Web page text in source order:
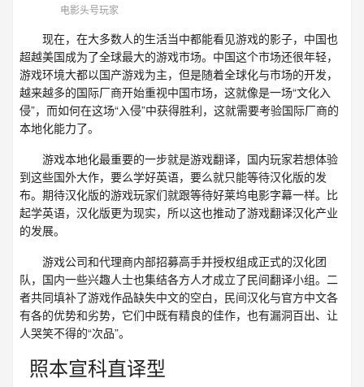
电影头号玩家
现在，在大多数人的生活当中都能看见游戏的影子，中国也
超越美国成为了全球最大的游戏市场。中国这个市场还很年轻，
游戏环境大都以国产游戏为主，但是随着全球化与市场的开发，
越来越多的国际厂商开始重视中国市场，这就像是一场“文化入
侵”，而如何在这场“入侵”中获得胜利，这就需要考验国际厂商的
本地化能力了。
游戏本地化最重要的一步就是游戏翻译，国内玩家若想体验
到这些国外大作，要么学好英语，要么就只能等待汉化版的发
布。期待汉化版的游戏玩家们就跟等待好莱坞电影字幕一样。比
起学英语，汉化版更为现实，所以这也推动了游戏翻译汉化产业
的发展。
游戏公司和代理商内部招募高手并授权组成正式的汉化团
队，国内一些兴趣人士也集结各方人才成立了民间翻译小组。二
者共同填补了游戏作品缺失中文的空白，民间汉化与官方中文各
有各的优势和劣势，它们中既有精良的佳作，也有漏洞百出、让
人哭笑不得的“次品”。
照本宣科直译型